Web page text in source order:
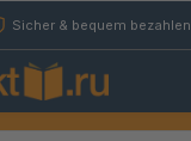
Sicher & bequem bezahlen